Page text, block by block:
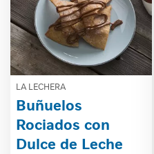
LA LECHERA
Buñuelos
Rociados con
Dulce de Leche